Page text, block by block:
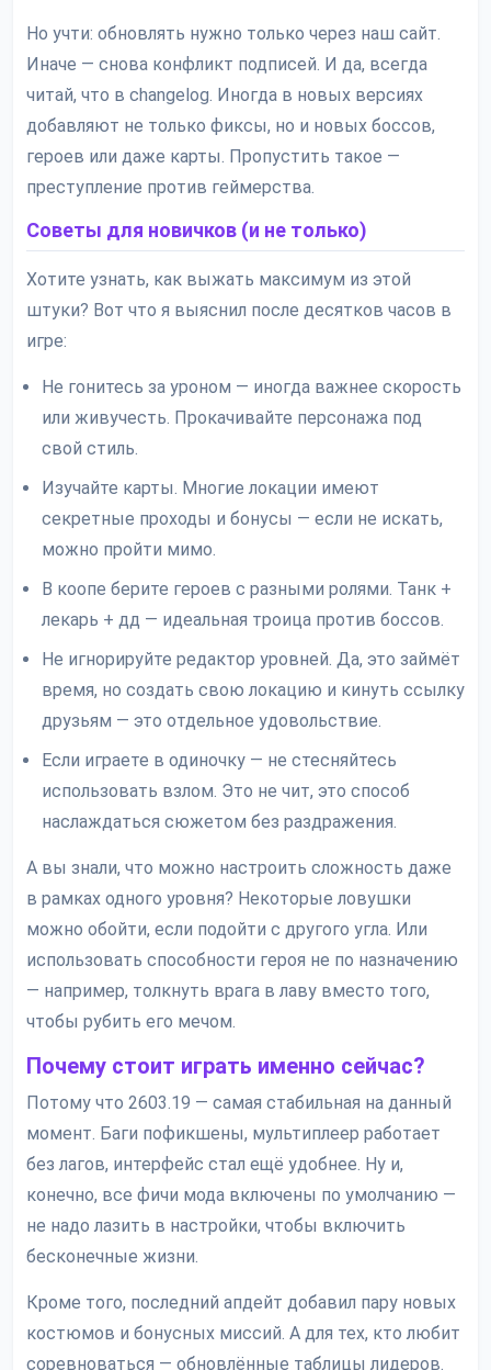
Но учти: обновлять нужно только через наш сайт.
Иначе — снова конфликт подписей. И да, всегда
читай, что в changelog. Иногда в новых версиях
добавляют не только фиксы, но и новых боссов,
героев или даже карты. Пропустить такое —
преступление против геймерства.
Советы для новичков (и не только)
Хотите узнать, как выжать максимум из этой
штуки? Вот что я выяснил после десятков часов в
игре:
Не гонитесь за уроном — иногда важнее скорость
или живучесть. Прокачивайте персонажа под
свой стиль.
Изучайте карты. Многие локации имеют
секретные проходы и бонусы — если не искать,
можно пройти мимо.
В коопе берите героев с разными ролями. Танк +
лекарь + дд — идеальная троица против боссов.
Не игнорируйте редактор уровней. Да, это займёт
время, но создать свою локацию и кинуть ссылку
друзьям — это отдельное удовольствие.
Если играете в одиночку — не стесняйтесь
использовать взлом. Это не чит, это способ
наслаждаться сюжетом без раздражения.
А вы знали, что можно настроить сложность даже
в рамках одного уровня? Некоторые ловушки
можно обойти, если подойти с другого угла. Или
использовать способности героя не по назначению
— например, толкнуть врага в лаву вместо того,
чтобы рубить его мечом.
Почему стоит играть именно сейчас?
Потому что 2603.19 — самая стабильная на данный
момент. Баги пофикшены, мультиплеер работает
без лагов, интерфейс стал ещё удобнее. Ну и,
конечно, все фичи мода включены по умолчанию —
не надо лазить в настройки, чтобы включить
бесконечные жизни.
Кроме того, последний апдейт добавил пару новых
костюмов и бонусных миссий. А для тех, кто любит
соревноваться — обновлённые таблицы лидеров.